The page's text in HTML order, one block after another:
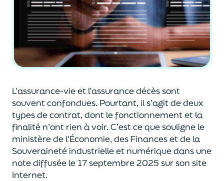
L’assurance-vie et l’assurance décès sont
souventconfondues. Pourtant, il s’agit de deux
types de contrat, dont le fonctionnement et la
finalité n’ont rien à voir. C’est ce que souligne le
ministère de l'Économie, des Financeset de la
Souveraineté industrielle et numériquedans une
note diffusée le 17 septembre 2025 sur son site
Internet.